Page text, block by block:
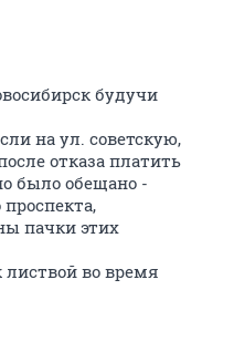
будучи
на ул. советскую,
отказа платить
было обещано -
пачки этих
листвой во время